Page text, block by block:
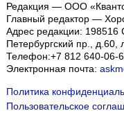
Редакция — ООО
Главный редактор —
Адрес редакции: 198516
Петербургский пр.,
Телефон:+7 812 640-06-
Электронная почта:
Политика
Пользовательское